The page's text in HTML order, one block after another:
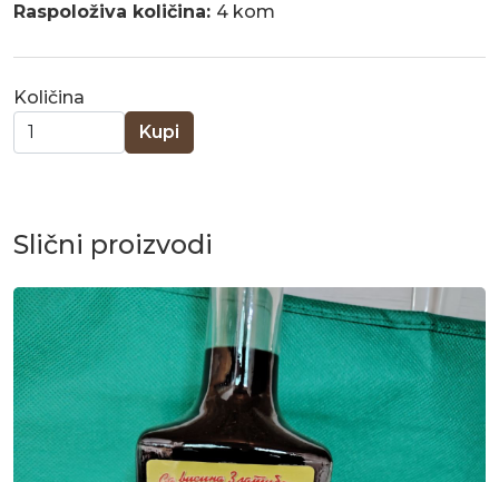
Raspoloživa količina: 4 kom
Količina
Kupi
Slični proizvodi